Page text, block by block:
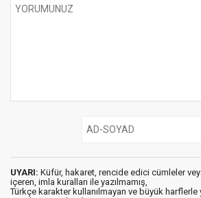
UYARI: Küfür, hakaret, rencide edici cümleler
içeren, imla kuralları ile yazılmamış,
Türkçe karakter kullanılmayan ve büyük harflerle